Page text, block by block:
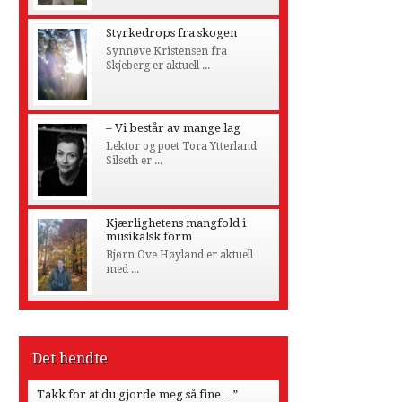
Styrkedrops fra skogen
Synnøve Kristensen fra
Skjeberg er aktuell ...
– Vi består av mange lag
Lektor og poet Tora Ytterland
Silseth er ...
Kjærlighetens mangfold i
musikalsk form
Bjørn Ove Høyland er aktuell
med ...
Det hendte
Takk for at du gjorde meg så fine…”